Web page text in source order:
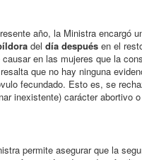
año, la Ministra encargó
del día después en el
en las mujeres que la
que no hay ninguna
fecundado. Esto es, se
inexistente) carácter abortivo
permite asegurar que la